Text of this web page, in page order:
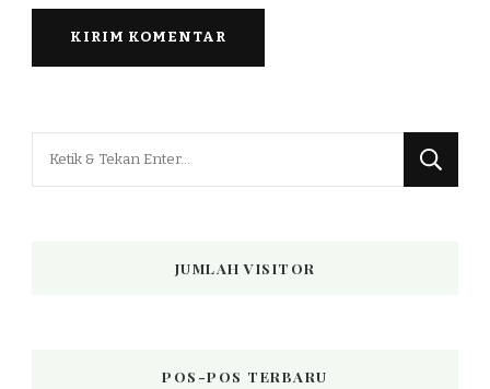
JUMLAH VISITOR
POS-POS TERBARU